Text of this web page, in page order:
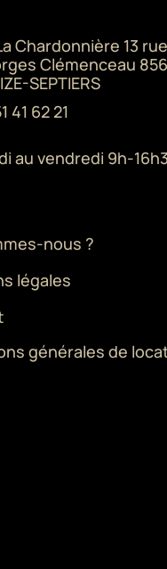
Chardonnière 13 rue
Clémenceau
SEPTIERS
41 62 21
au vendredi 9h-
nous ?
légales
générales de